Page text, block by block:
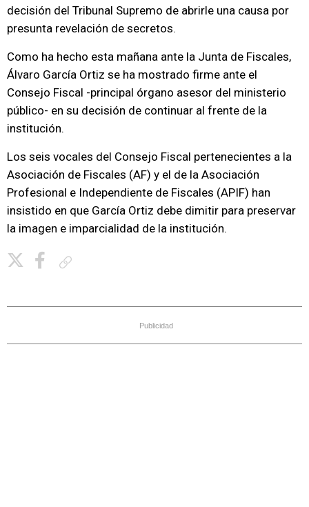
decisión del Tribunal Supremo de abrirle una causa por
presunta revelación de secretos.
Como ha hecho esta mañana ante la Junta de Fiscales,
Álvaro García Ortiz se ha mostrado firme ante el
Consejo Fiscal -principal órgano asesor del ministerio
público- en su decisión de continuar al frente de la
institución.
Los seis vocales del Consejo Fiscal pertenecientes a la
Asociación de Fiscales (AF) y el de la Asociación
Profesional e Independiente de Fiscales (APIF) han
insistido en que García Ortiz debe dimitir para preservar
la imagen e imparcialidad de la institución.
Publicidad